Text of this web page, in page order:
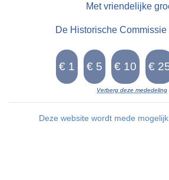
Met vriendelijke
De Historische Commissie
Verberg deze mededeling
Deze website wordt mede